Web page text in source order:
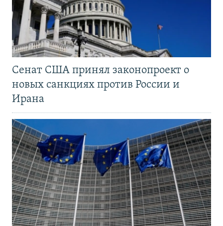
Сенат США принял законопроект о
новых санкциях против России и
Ирана